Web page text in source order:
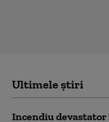
Ultimele știri
Incendiu devastator